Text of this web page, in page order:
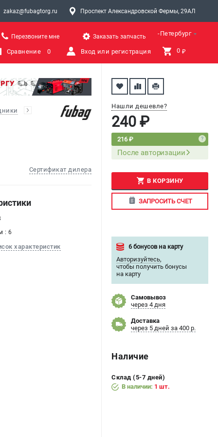
zakaz@fubagtorg.ru Проспект Александровской Фермы, 29АЛ
Санкт-Петербург
Перезвоните мне Заказать запчасть
Сравнение 0 Вход или регистрация 0 ₽
Сертификат дилера
Нашли дешевле?
240 ₽
216 ₽
После авторизации
В КОРЗИНУ
ЗАПРОСИТЬ СЧЕТ
6 бонусов на карту
Авторизуйтесь,
чтобы получить бонусы
на карту
Самовывоз
через 4 дня
Доставка
через 5 дней за 400 р.
Наличие
Склад (5-7 дней)
В наличии: 1 шт.
: 6
характеристик